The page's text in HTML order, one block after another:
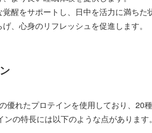
覚醒をサポートし、日中を活力に満ちた
げ、心身のリフレッシュを促進します。
優れたプロテインを使用しており、20
の特長には以下のような点があります。